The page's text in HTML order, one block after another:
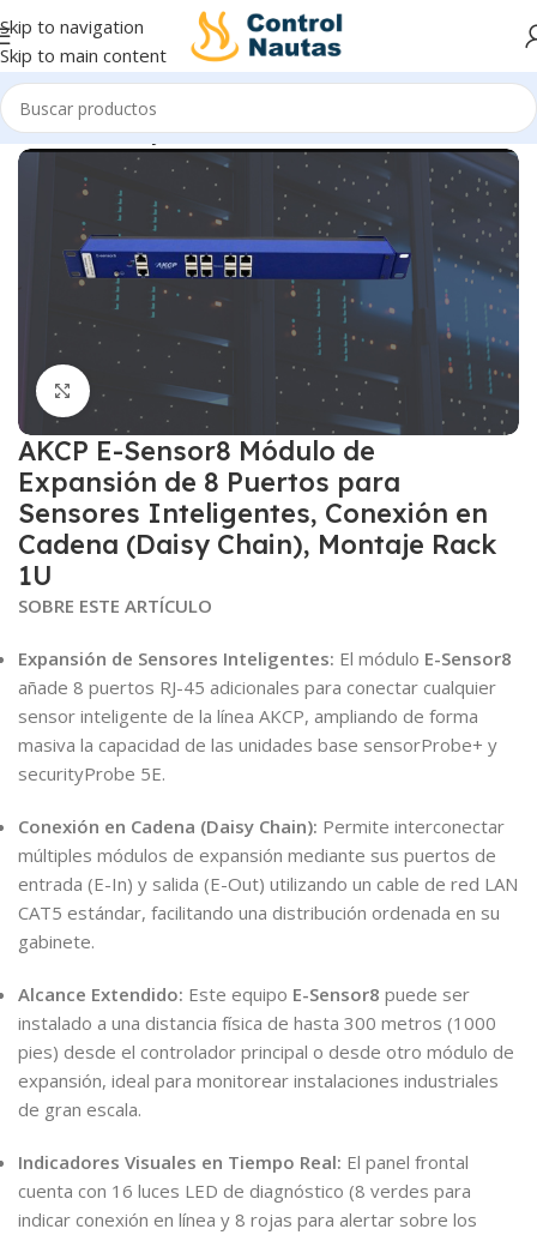
Skip to navigation
Skip to main content
Inicio Sensores y Transmisores
Click to enlarge
AKCP E-Sensor8 Módulo de
Expansión de 8 Puertos para
Sensores Inteligentes, Conexión en
Cadena (Daisy Chain), Montaje Rack
1U
SOBRE ESTE ARTÍCULO
Expansión de Sensores Inteligentes: El módulo E-Sensor8
añade 8 puertos RJ-45 adicionales para conectar cualquier
sensor inteligente de la línea AKCP, ampliando de forma
masiva la capacidad de las unidades base sensorProbe+ y
securityProbe 5E.
Conexión en Cadena (Daisy Chain): Permite interconectar
múltiples módulos de expansión mediante sus puertos de
entrada (E-In) y salida (E-Out) utilizando un cable de red LAN
CAT5 estándar, facilitando una distribución ordenada en su
gabinete.
Alcance Extendido: Este equipo E-Sensor8 puede ser
instalado a una distancia física de hasta 300 metros (1000
pies) desde el controlador principal o desde otro módulo de
expansión, ideal para monitorear instalaciones industriales
de gran escala.
Indicadores Visuales en Tiempo Real: El panel frontal
cuenta con 16 luces LED de diagnóstico (8 verdes para
indicar conexión en línea y 8 rojas para alertar sobre los